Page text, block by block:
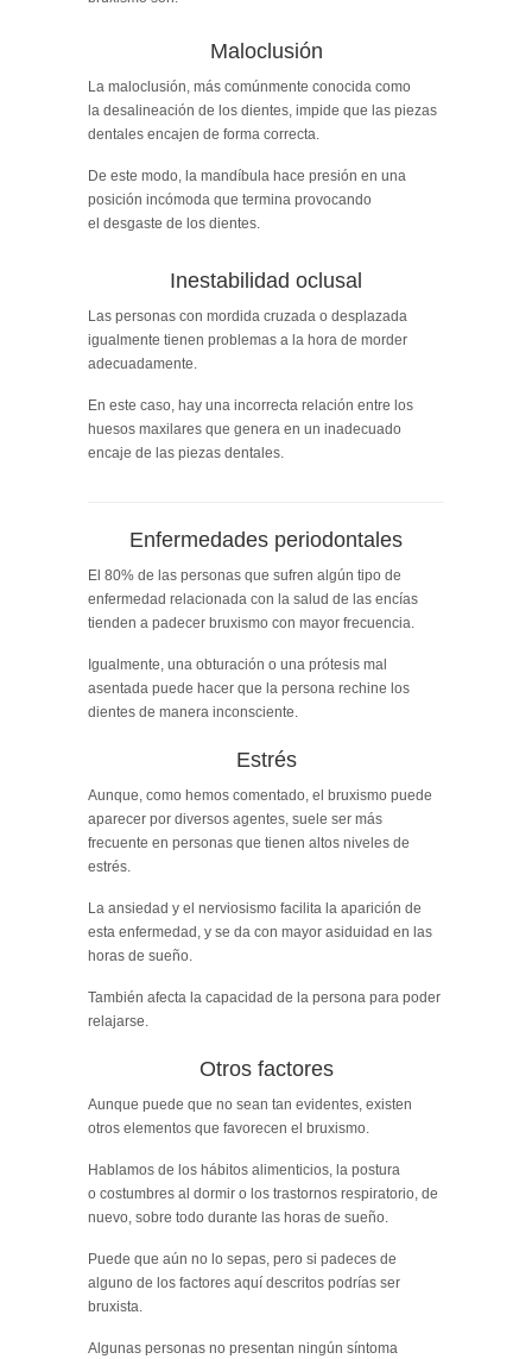
Maloclusión
La maloclusión, más comúnmente conocida como
la desalineación de los dientes, impide que las piezas
dentales encajen de forma correcta.
De este modo, la mandíbula hace presión en una
posición incómoda que termina provocando
el desgaste de los dientes.
Inestabilidad oclusal
Las personas con mordida cruzada o desplazada
igualmente tienen problemas a la hora de morder
adecuadamente.
En este caso, hay una incorrecta relación entre los
huesos maxilares que genera en un inadecuado
encaje de las piezas dentales.
Enfermedades periodontales
El 80% de las personas que sufren algún tipo de
enfermedad relacionada con la salud de las encías
tienden a padecer bruxismo con mayor frecuencia.
Igualmente, una obturación o una prótesis mal
asentada puede hacer que la persona rechine los
dientes de manera inconsciente.
Estrés
Aunque, como hemos comentado, el bruxismo puede
aparecer por diversos agentes, suele ser más
frecuente en personas que tienen altos niveles de
estrés.
La ansiedad y el nerviosismo facilita la aparición de
esta enfermedad, y se da con mayor asiduidad en las
horas de sueño.
También afecta la capacidad de la persona para poder
relajarse.
Otros factores
Aunque puede que no sean tan evidentes, existen
otros elementos que favorecen el bruxismo.
Hablamos de los hábitos alimenticios, la postura
o costumbres al dormir o los trastornos respiratorio, de
nuevo, sobre todo durante las horas de sueño.
Puede que aún no lo sepas, pero si padeces de
alguno de los factores aquí descritos podrías ser
bruxista.
Algunas personas no presentan ningún síntoma